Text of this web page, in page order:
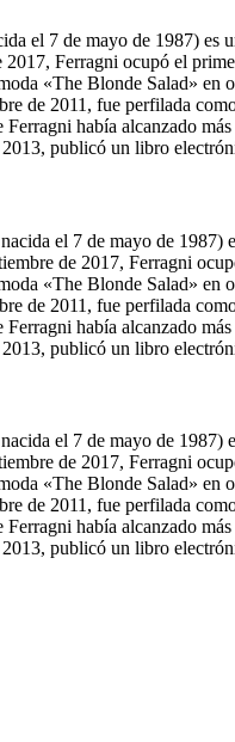
el 7 de mayo de 1987)
Ferragni ocupó el
«The Blonde Salad»
de 2011, fue perfilada
había alcanzado
publicó un libro
el 7 de mayo de
de 2017, Ferragni
«The Blonde Salad»
de 2011, fue perfilada
había alcanzado
publicó un libro
el 7 de mayo de
de 2017, Ferragni
«The Blonde Salad»
de 2011, fue perfilada
había alcanzado
publicó un libro